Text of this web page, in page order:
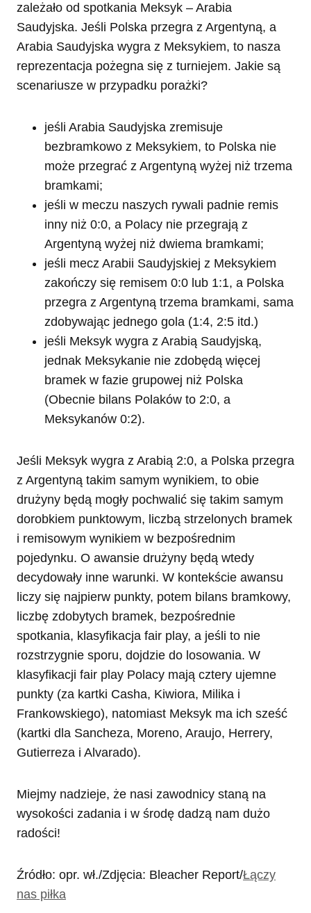
zależało od spotkania Meksyk – Arabia
Saudyjska. Jeśli Polska przegra z Argentyną, a
Arabia Saudyjska wygra z Meksykiem, to nasza
reprezentacja pożegna się z turniejem. Jakie są
scenariusze w przypadku porażki?
jeśli Arabia Saudyjska zremisuje
bezbramkowo z Meksykiem, to Polska nie
może przegrać z Argentyną wyżej niż trzema
bramkami;
jeśli w meczu naszych rywali padnie remis
inny niż 0:0, a Polacy nie przegrają z
Argentyną wyżej niż dwiema bramkami;
jeśli mecz Arabii Saudyjskiej z Meksykiem
zakończy się remisem 0:0 lub 1:1, a Polska
przegra z Argentyną trzema bramkami, sama
zdobywając jednego gola (1:4, 2:5 itd.)
jeśli Meksyk wygra z Arabią Saudyjską,
jednak Meksykanie nie zdobędą więcej
bramek w fazie grupowej niż Polska
(Obecnie bilans Polaków to 2:0, a
Meksykanów 0:2).
Jeśli Meksyk wygra z Arabią 2:0, a Polska przegra
z Argentyną takim samym wynikiem, to obie
drużyny będą mogły pochwalić się takim samym
dorobkiem punktowym, liczbą strzelonych bramek
i remisowym wynikiem w bezpośrednim
pojedynku. O awansie drużyny będą wtedy
decydowały inne warunki. W kontekście awansu
liczy się najpierw punkty, potem bilans bramkowy,
liczbę zdobytych bramek, bezpośrednie
spotkania, klasyfikacja fair play, a jeśli to nie
rozstrzygnie sporu, dojdzie do losowania. W
klasyfikacji fair play Polacy mają cztery ujemne
punkty (za kartki Casha, Kiwiora, Milika i
Frankowskiego), natomiast Meksyk ma ich sześć
(kartki dla Sancheza, Moreno, Araujo, Herrery,
Gutierreza i Alvarado).
Miejmy nadzieje, że nasi zawodnicy staną na
wysokości zadania i w środę dadzą nam dużo
radości!
Źródło: opr. wł./Zdjęcia: Bleacher Report/Łączy
nas piłka